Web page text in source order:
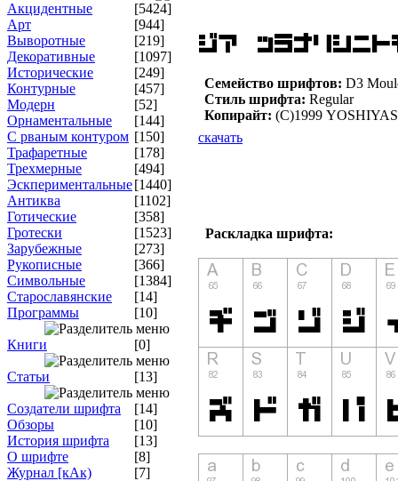
Акцидентные
[5424]
Арт
[944]
Выворотные
[219]
Декоративные
[1097]
Исторические
[249]
Контурные
[457]
Модерн
[52]
Орнаментальные
[144]
С рваным контуром [150]
Трафаретные
[178]
Трехмерные
[494]
Эскпериментальные[1440]
Антиква
[1102]
Готические
[358]
Гротески
[1523]
Зарубежные
[273]
Рукописные
[366]
Символьные
[1384]
Старославянские
[14]
Программы
[10]
Книги [0]
Статьи [13]
Создатели шрифта
[14]
Обзоры
[10]
История шрифта
[13]
О шрифте
[8]
Журнал [кАк)
[7]
Семейство шрифтов: D3
Стиль шрифта: Regular
Копирайт: (C)1999
скачать
Раскладка шрифта: